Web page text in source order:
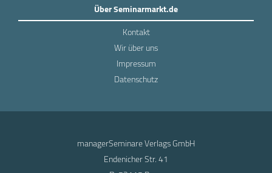
Über Seminarmarkt.de
Kontakt
Wir über uns
Impressum
Datenschutz
managerSeminare Verlags GmbH
Endenicher Str. 41